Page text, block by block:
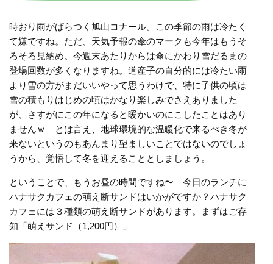
時おり雨がぱらつく旭山コナール。この季節の雨は冷たく
て嫌ですね。ただ、天気予報の傘のマークも今年はもうそ
ろそろ見納め。今週末あたりからは傘にかわり雪だるまの
登場回数が多くなりますね。道産子の自分的には冷たい雨
より雪の方がまだいいやって思うわけで、特に子供の頃は
雪の積もりはじめの頃はかなり楽しみでさえありました
が、さすがにこの年になると暖かいのにこしたことはあり
ませんｗ とは言え、地球環境的な温暖化で来るべき冬が
来ないというのもあんまり望ましいことではないのでしょ
うから、覚悟して冬を迎えることとしましょう。
ということで、もうお昼の時間ですね〜 今日のランチに
ハナサクカフェの萌え断サンドはいかがですか？ハナサク
カフェには３種類の萌え断サンドがあります。まずはご存
知「萌えサンド（1,200円）」